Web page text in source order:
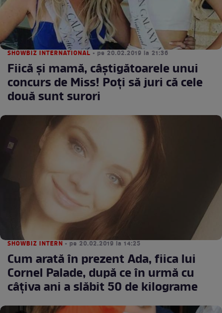
SHOWBIZ INTERNATIONAL • pe 20.02.2019 la 21:36
Fiică și mamă, câștigătoarele unui
concurs de Miss! Poți să juri că cele
două sunt surori
SHOWBIZ INTERN • pe 20.02.2019 la 14:25
Cum arată în prezent Ada, fiica lui
Cornel Palade, după ce în urmă cu
câţiva ani a slăbit 50 de kilograme